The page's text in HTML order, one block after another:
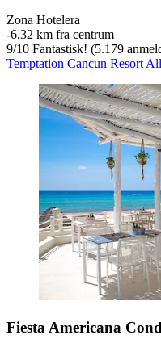
Zona Hotelera
‐6,32 km fra centrum
9/10 Fantastisk! (5.179
Temptation Cancun Resort
Fiesta Americana